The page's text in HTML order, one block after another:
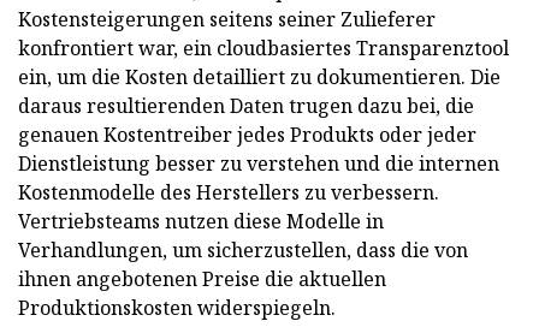
Kostensteigerungen seitens seiner Zulieferer
konfrontiert war, ein cloudbasiertes Transparenztool
ein, um die Kosten detailliert zu dokumentieren. Die
daraus resultierenden Daten trugen dazu bei, die
genauen Kostentreiber jedes Produkts oder jeder
Dienstleistung besser zu verstehen und die internen
Kostenmodelle des Herstellers zu verbessern.
Vertriebsteams nutzen diese Modelle in
Verhandlungen, um sicherzustellen, dass die von
ihnen angebotenen Preise die aktuellen
Produktionskosten widerspiegeln.